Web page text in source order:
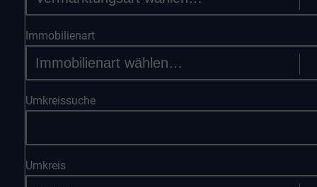
Immobilienart
Umkreissuche
Umkreis